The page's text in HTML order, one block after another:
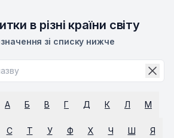
в різні країни світу
зі списку нижче
А Б В Г Д К Л М
С Т У Ф Х Ч Ш Я